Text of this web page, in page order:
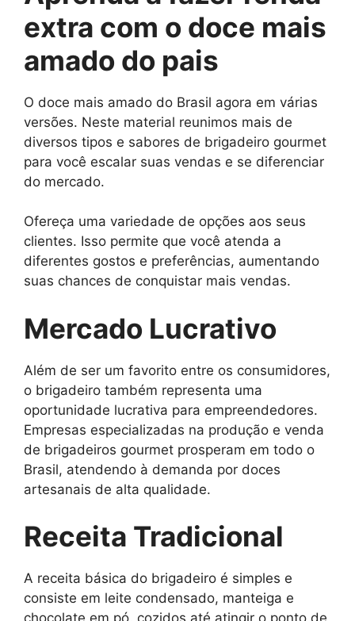
extra com o doce mais
amado do pais
O doce mais amado do Brasil agora em várias
versões. Neste material reunimos mais de
diversos tipos e sabores de brigadeiro gourmet
para você escalar suas vendas e se diferenciar
do mercado.
Ofereça uma variedade de opções aos seus
clientes. Isso permite que você atenda a
diferentes gostos e preferências, aumentando
suas chances de conquistar mais vendas.
Mercado Lucrativo
Além de ser um favorito entre os consumidores,
o brigadeiro também representa uma
oportunidade lucrativa para empreendedores.
Empresas especializadas na produção e venda
de brigadeiros gourmet prosperam em todo o
Brasil, atendendo à demanda por doces
artesanais de alta qualidade.
Receita Tradicional
A receita básica do brigadeiro é simples e
consiste em leite condensado, manteiga e